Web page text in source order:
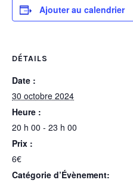
Ajouter au calendrier
DÉTAILS
Date :
30 octobre 2024
Heure :
20 h 00 - 23 h 00
Prix :
6€
Catégorie d’Évènement: